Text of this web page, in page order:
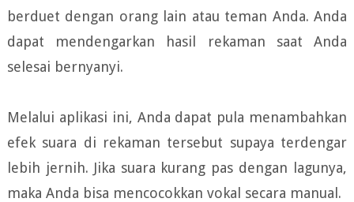
berduet dengan orang lain atau teman Anda. Anda
dapat mendengarkan hasil rekaman saat Anda
selesai bernyanyi.
Melalui aplikasi ini, Anda dapat pula menambahkan
efek suara di rekaman tersebut supaya terdengar
lebih jernih. Jika suara kurang pas dengan lagunya,
maka Anda bisa mencocokkan vokal secara manual.